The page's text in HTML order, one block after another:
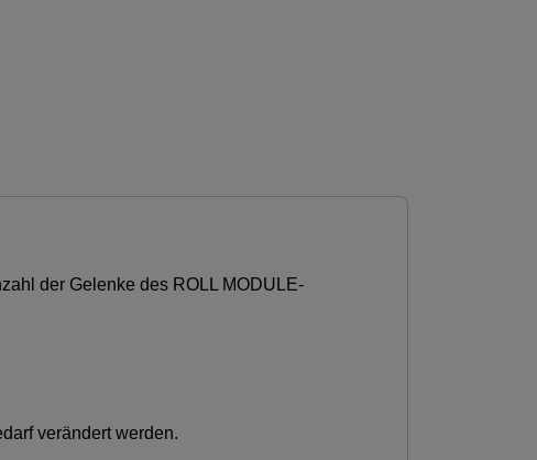
der Gelenke des ROLL MODULE-
verändert werden.